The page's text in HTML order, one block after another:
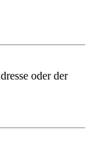
oder der